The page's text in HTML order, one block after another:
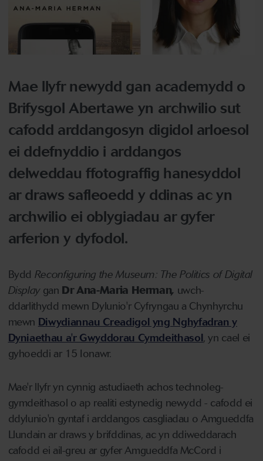
Mae llyfr newydd gan academydd o
Brifysgol Abertawe yn archwilio sut
cafodd arddangosyn digidol arloesol
ei ddefnyddio i arddangos
delweddau ffotograffig hanesyddol
ar draws safleoedd y ddinas ac yn
archwilio ei oblygiadau ar gyfer
arferion y dyfodol.
Bydd Reconfiguring the Museum: The Politics of Digital
Displaygan Dr Ana-Maria Herman, uwch-
ddarlithydd mewn Dylunio'r Cyfryngau a Chynhyrchu
mewn Diwydiannau Creadigol yng Nghyfadran y
Dyniaethau a'r Gwyddorau Cymdeithasol, yn cael ei
gyhoeddi ar 15 Ionawr.
Mae'r llyfr yn cynnig astudiaeth achos technoleg-
gymdeithasol o ap realiti estynedig newydd - cafodd ei
ddylunio'n gyntaf i arddangos casgliadau o Amgueddfa
Llundain ar draws y brifddinas, ac yn ddiweddarach
cafodd ei ail-greu ar gyfer Amgueddfa McCord i